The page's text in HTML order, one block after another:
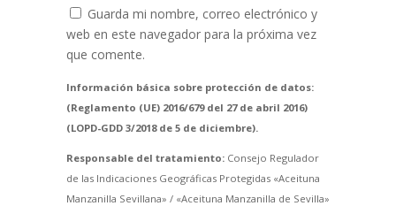
Guarda mi nombre, correo electrónico y
web en este navegador para la próxima vez
que comente.
Información básica sobre protección de datos:
(Reglamento (UE) 2016/679 del 27 de abril 2016)
(LOPD-GDD 3/2018 de 5 de diciembre).
Responsable del tratamiento:Consejo Regulador
de las Indicaciones Geográficas Protegidas «Aceituna
Manzanilla Sevillana» / «Aceituna Manzanilla de Sevilla»